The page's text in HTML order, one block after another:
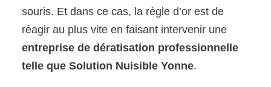
souris. Et dans ce cas, la règle d’or est de
réagir au plus vite en faisant intervenir une
entreprise de dératisation professionnelle
telle que Solution Nuisible Yonne.